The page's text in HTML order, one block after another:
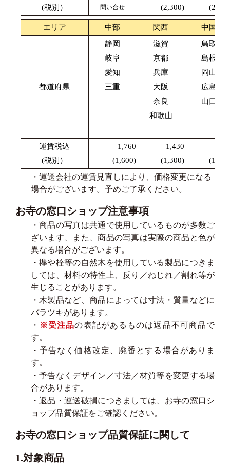
(税別） 問い合せ (2,300)
エリア 中部 関西 中国
都道府県
静岡
岐阜
愛知
三重
滋賀
京都
兵庫
大阪
奈良
和歌山
鳥取
島根
岡山
広島
山口
運賃税込
(税別）
1,760
(1,600)
1,430
(1,300)
・運送会社の運賃見直しにより、価格変更になる
場合がございます。予めご了承ください。
お寺の窓口ショップ注意事項
・商品の写真は共通で使用しているものが多数ご
ざいます、また、商品の写真は実際の商品と色が
異なる場合がございます。
・欅や栓等の自然木を使用している製品につきま
しては、材料の特性上、反り／ねじれ／割れ等が
生じることがあります。
・木製品など、商品によっては寸法・質量などに
バラツキがあります。
・ ※受注品の表記があるものは返品不可商品で
す。
・予告なく価格改定、廃番とする場合がありま
す。
・予告なくデザイン／寸法／材質等を変更する場
合があります。
・返品・運送破損につきましては、お寺の窓口シ
ョップ品質保証をご確認ください。
お寺の窓口ショップ品質保証に関して
1.対象商品